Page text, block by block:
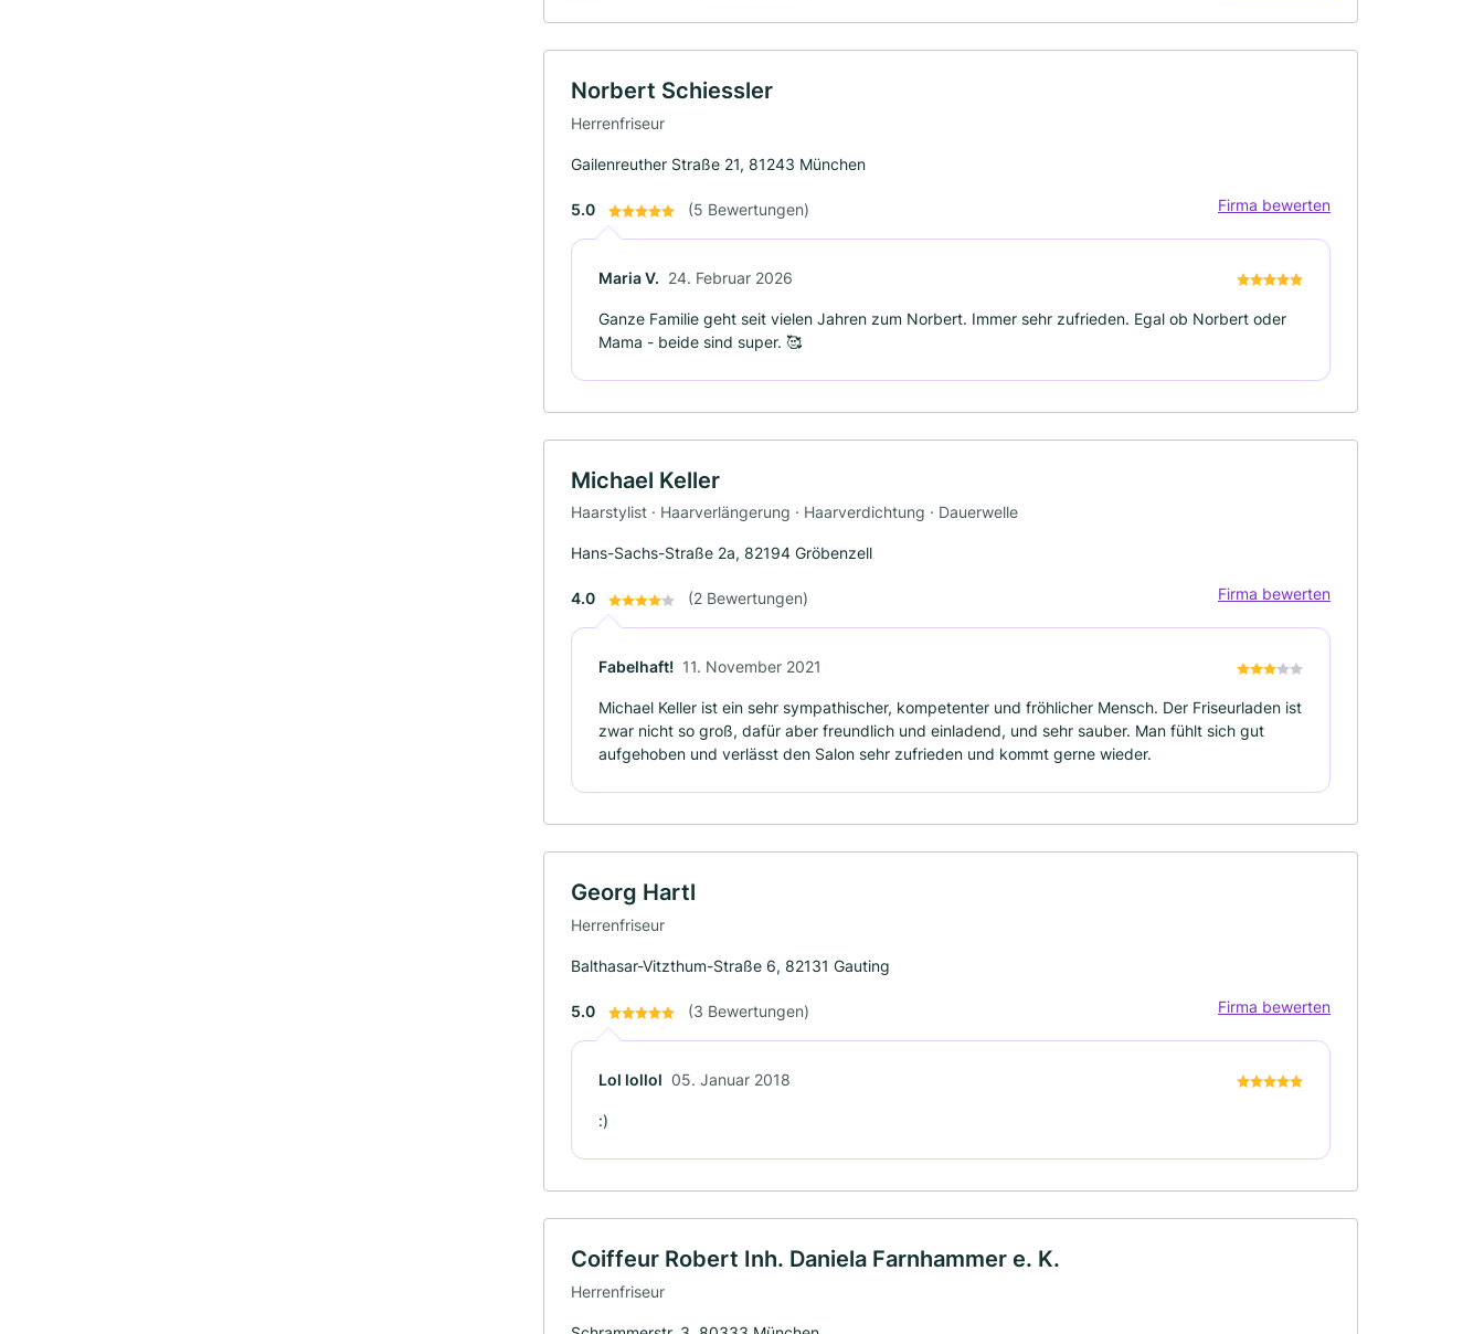
Norbert Schiessler
Herrenfriseur
Gailenreuther Straße 21, 81243 München
5.0 (5 Bewertungen) Firma bewerten
Maria V. 24. Februar 2026
Ganze Familie geht seit vielen Jahren zum Norbert. Immer sehr zufrieden. Egal ob Norbert oder
Mama - beide sind super. 🥰
Michael Keller
Haarstylist · Haarverlängerung · Haarverdichtung · Dauerwelle
Hans-Sachs-Straße 2a, 82194 Gröbenzell
4.0 (2 Bewertungen) Firma bewerten
Fabelhaft! 11. November 2021
Michael Keller ist ein sehr sympathischer, kompetenter und fröhlicher Mensch. Der Friseurladen ist
zwar nicht so groß, dafür aber freundlich und einladend, und sehr sauber. Man fühlt sich gut
aufgehoben und verlässt den Salon sehr zufrieden und kommt gerne wieder.
Georg Hartl
Herrenfriseur
Balthasar-Vitzthum-Straße 6, 82131 Gauting
5.0 (3 Bewertungen) Firma bewerten
Lol lollol 05. Januar 2018
:)
Coiffeur Robert Inh. Daniela Farnhammer e. K.
Herrenfriseur